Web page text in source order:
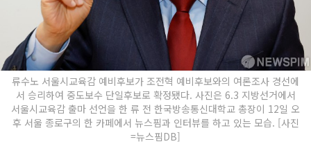
류수노 서울시교육감 예비후보가 조전혁 예비후보와의 여론조사 경선에
서 승리하여 중도보수 단일후보로 확정됐다. 사진은 6.3 지방선거에서
서울시교육감 출마 선언을 한 류 전 한국방송통신대학교 총장이 12일 오
후 서울 종로구의 한 카페에서 뉴스핌과 인터뷰를 하고 있는 모습. [사진
=뉴스핌DB]